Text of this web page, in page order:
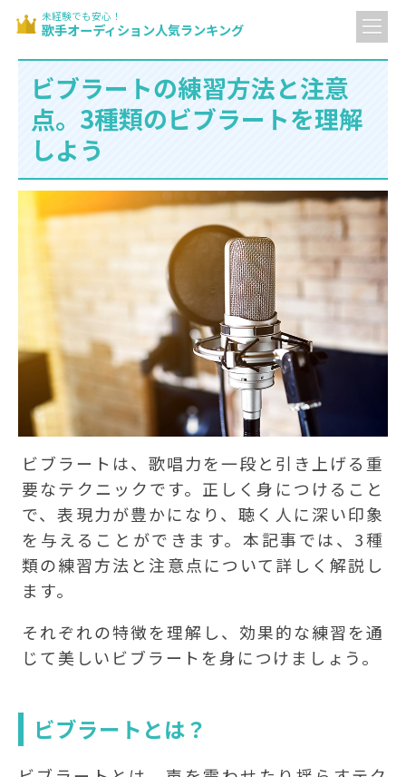
未経験でも安心！
歌手オーディション人気ランキング
ビブラートの練習方法と注意
点。3種類のビブラートを理解
しよう
ビブラートは、歌唱力を一段と引き上げる重
要なテクニックです。正しく身につけること
で、表現力が豊かになり、聴く人に深い印象
を与えることができます。本記事では、3種
類の練習方法と注意点について詳しく解説し
ます。
それぞれの特徴を理解し、効果的な練習を通
じて美しいビブラートを身につけましょう。
ビブラートとは？